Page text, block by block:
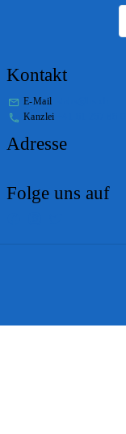
Kontakt
E-Mail
Kanzlei
Adresse
Folge uns auf